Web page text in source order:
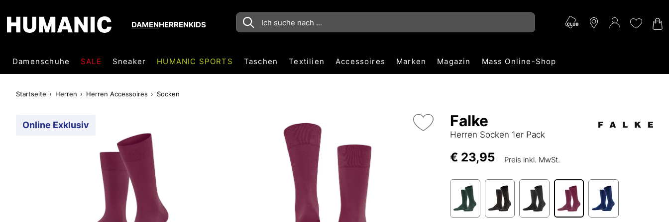
DAMENHERRENKIDS
Damenschuhe SALE Sneaker HUMANIC SPORTS Taschen Textilien Accessoires Marken Magazin Mass Online-Shop
Startseite Herren Herren Accessoires Socken
Online Exklusiv Falke
Herren Socken 1er Pack
€ 23,95 Preis inkl. MwSt.